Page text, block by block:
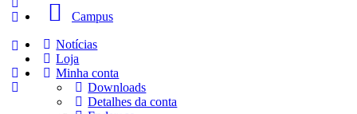
Campus
Notícias
Loja
Minha conta
Downloads
Detalhes da conta